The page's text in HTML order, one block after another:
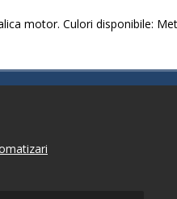
motor. Culori disponibile: